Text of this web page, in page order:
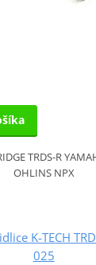
TRDS-R
OHLINS NPX
K-TECH
025